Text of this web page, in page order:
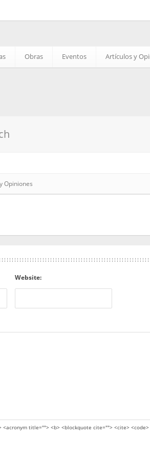
Obras Eventos Artículos y
Opiniones
Website:
title=""> <b> <blockquote cite=""> <cite>